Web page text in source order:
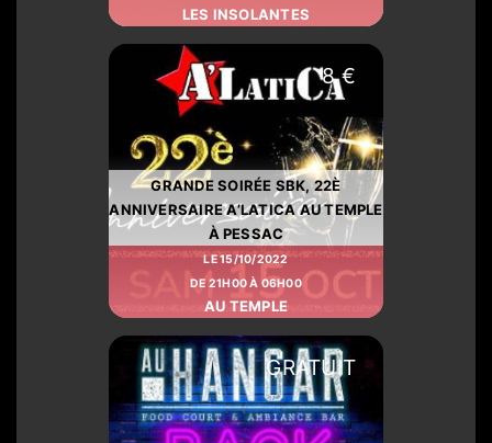
LES INSOLANTES
8 €
GRANDE SOIRÉE SBK, 22È
ANNIVERSAIRE A’LATICA AU TEMPLE
À PESSAC
LE 15/10/2022
DE 21H00 À 06H00
AU TEMPLE
GRATUIT